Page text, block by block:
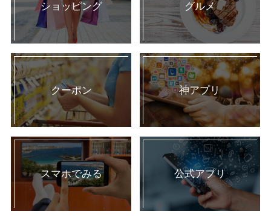
ショッピング グルメ
クーポン 神アプリ
スマホでみる 公式アプリ